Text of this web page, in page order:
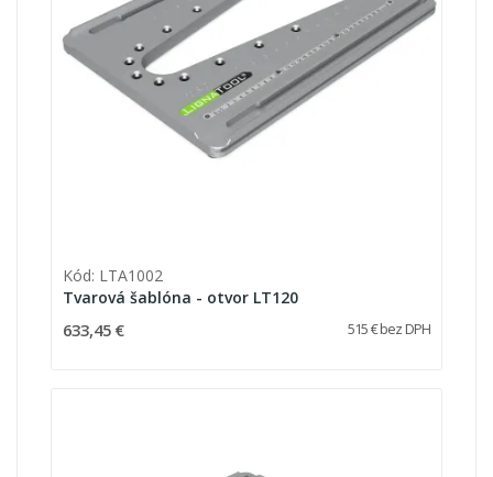
Kód: LTA1002
Tvarová šablóna - otvor LT120
633,45 € 515 € bez DPH